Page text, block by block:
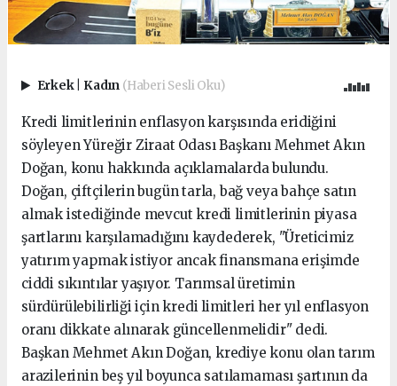
Erkek Kadın (Haberi Sesli Oku)
Kredi limitlerinin enflasyon karşısında eridiğini
söyleyen Yüreğir Ziraat Odası Başkanı Mehmet Akın
Doğan, konu hakkında açıklamalarda bulundu.
Doğan, çiftçilerin bugün tarla, bağ veya bahçe satın
almak istediğinde mevcut kredi limitlerinin piyasa
şartlarını karşılamadığını kaydederek, "Üreticimiz
yatırım yapmak istiyor ancak finansmana erişimde
ciddi sıkıntılar yaşıyor. Tarımsal üretimin
sürdürülebilirliği için kredi limitleri her yıl enflasyon
oranı dikkate alınarak güncellenmelidir" dedi.
Başkan Mehmet Akın Doğan, krediye konu olan tarım
arazilerinin beş yıl boyunca satılamaması şartının da